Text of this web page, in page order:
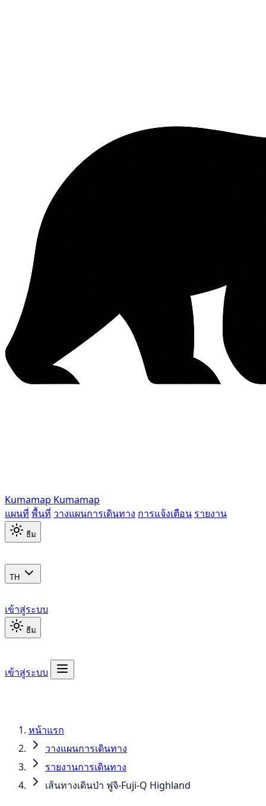
Kumamap Kumamap
แผนที่ พื้นที่ วางแผนการเดินทาง การแจ้งเตือน รายงาน
ธีม
TH
เข้าสู่ระบบ
ธีม
เข้าสู่ระบบ
หน้าแรก
วางแผนการเดินทาง
รายงานการเดินทาง
เส้นทางเดินป่า ฟูจิ-Fuji-Q Highland